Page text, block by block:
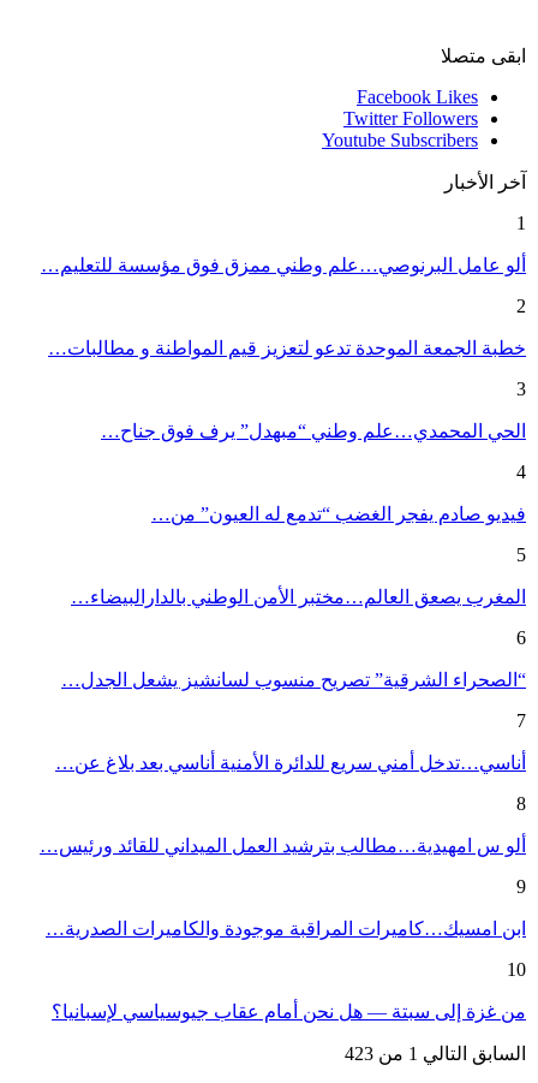
ابقى متصلا
Facebook Likes
Twitter Followers
Youtube Subscribers
آخر الأخبار
1
ألو عامل البرنوصي…علم وطني ممزق فوق مؤسسة للتعليم…
2
خطبة الجمعة الموحدة تدعو لتعزيز قيم المواطنة و مطالبات…
3
الحي المحمدي…علم وطني “مبهدل” يرف فوق جناح…
4
فيديو صادم يفجر الغضب “تدمع له العيون” من…
5
المغرب يصعق العالم…مختبر الأمن الوطني بالدارالبيضاء…
6
“الصحراء الشرقية” تصريح منسوب لسانشيز يشعل الجدل…
7
أناسي…تدخل أمني سريع للدائرة الأمنية أناسي بعد بلاغ عن…
8
ألو س امهيدية…مطالب بترشيد العمل الميداني للقائد ورئيس…
9
ابن امسيك…كاميرات المراقبة موجودة والكاميرات الصدرية…
10
من غزة إلى سبتة — هل نحن أمام عقاب جيوسياسي لإسبانيا؟
السابق التالي 1 من 423